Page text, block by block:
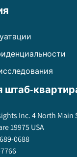
штаб-
Inc. 4 North Main
19975 USA
0688